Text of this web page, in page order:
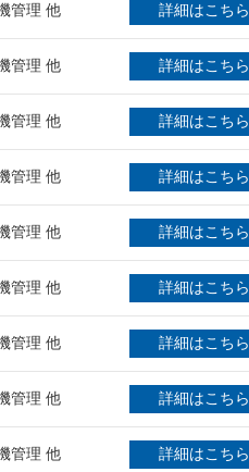
管理 他 詳細はこちら
管理 他 詳細はこちら
管理 他 詳細はこちら
管理 他 詳細はこちら
管理 他 詳細はこちら
管理 他 詳細はこちら
管理 他 詳細はこちら
管理 他 詳細はこちら
管理 他 詳細はこちら